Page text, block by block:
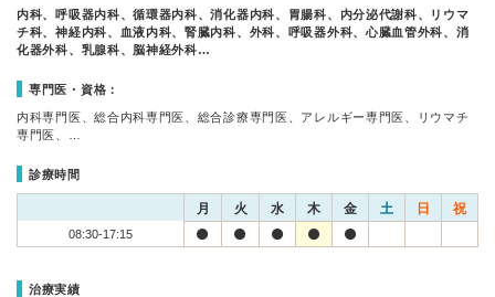
内科、呼吸器内科、循環器内科、消化器内科、胃腸科、内分泌代謝科、リウマ
チ科、神経内科、血液内科、腎臓内科、外科、呼吸器外科、心臓血管外科、消
化器外科、乳腺科、脳神経外科…
専門医・資格：
内科専門医、総合内科専門医、総合診療専門医、アレルギー専門医、リウマチ
専門医、…
診療時間
月 火 水 木 金 土 日 祝
08:30-17:15
治療実績